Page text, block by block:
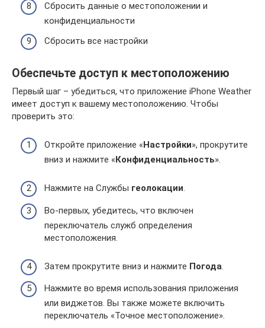
Сбросить данные о местоположении и
конфиденциальности
Сбросить все настройки
Обеспечьте доступ к местоположению
Первый шаг – убедиться, что приложение iPhone Weather
имеет доступ к вашему местоположению. Чтобы
проверить это:
Откройте приложение «Настройки», прокрутите
вниз и нажмите «Конфиденциальность».
Нажмите на Службы геолокации.
Во-первых, убедитесь, что включен
переключатель служб определения
местоположения.
Затем прокрутите вниз и нажмите Погода
Нажмите во время использования приложения
или виджетов. Вы также можете включить
переключатель «Точное местоположение».